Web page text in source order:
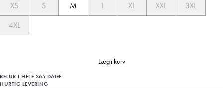
XS S M L XL XXL
3XL
4XL
Læg i kurv
RETUR I HELE 365 DAGE
HURTIG LEVERING